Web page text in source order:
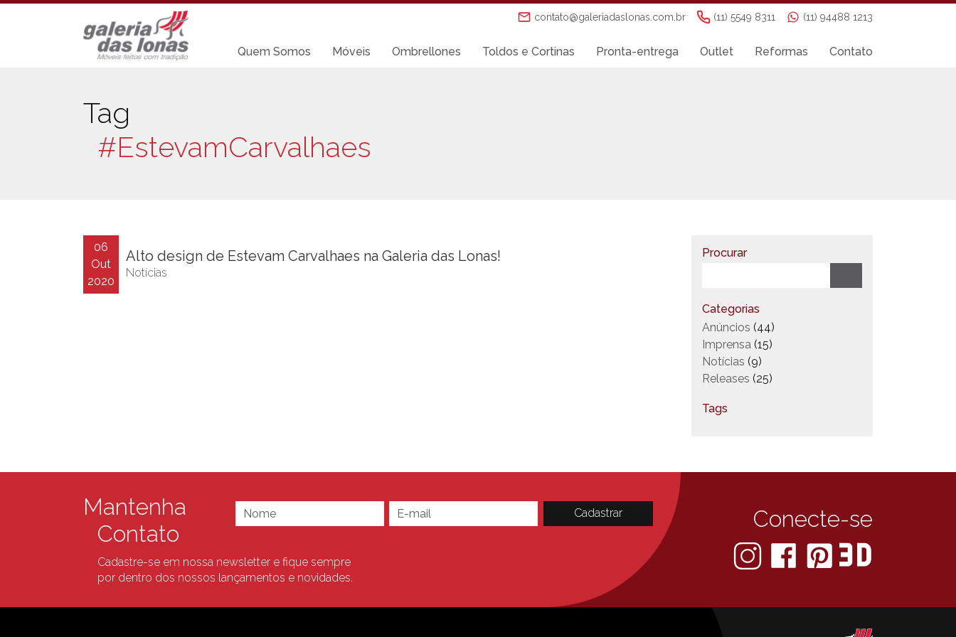
contato@galeriadaslonas.com.br (11) 5549 8311 (11) 94488 1213
Quem Somos Móveis Ombrellones Toldos e Cortinas Pronta-entrega Outlet Reformas Contato
Tag
#EstevamCarvalhaes
06
Out
2020
Alto design de Estevam Carvalhaes na Galeria das Lonas!
Notícias
Procurar
Categorias
Anúncios (44)
Imprensa (15)
Notícias (9)
Releases (25)
Tags
Mantenha
Contato
Cadastre-se em nossa newsletter e fique sempre
por dentro dos nossos lançamentos e novidades.
Conecte-se